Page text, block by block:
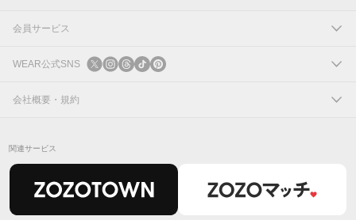
会員サービス
ログイン
新規会員登録
WEAR公式SNS
X
会社概要・規約
関連サービス